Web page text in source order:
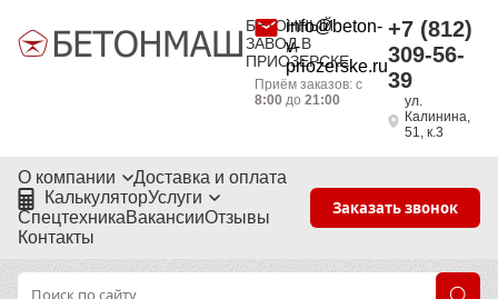
БЕТОННЫЙ
ЗАВОД В
ПРИОЗЕРСКЕ
info@beton-
v-
priozerske.ru
Приём заказов: с
8:00 до 21:00
+7 (812)
309-56-
39
ул.
Калинина,
51, к.3
О компании
Доставка и оплата
КалькуляторУслуги
СпецтехникаВакансииОтзывы
Контакты
Заказать звонок